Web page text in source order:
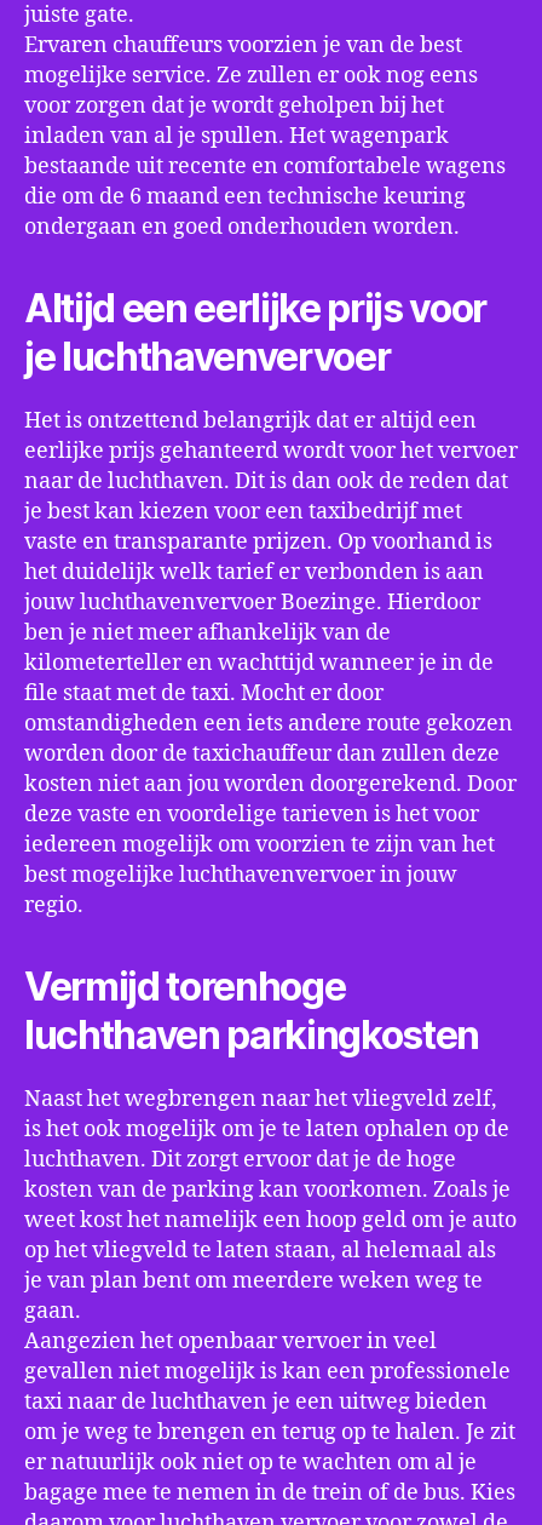
juiste gate.
Ervaren chauffeurs voorzien je van de best
mogelijke service. Ze zullen er ook nog eens
voor zorgen dat je wordt geholpen bij het
inladen van al je spullen. Het wagenpark
bestaande uit recente en comfortabele wagens
die om de 6 maand een technische keuring
ondergaan en goed onderhouden worden.
Altijd een eerlijke prijs voor
je luchthavenvervoer
Het is ontzettend belangrijk dat er altijd een
eerlijke prijs gehanteerd wordt voor het vervoer
naar de luchthaven. Dit is dan ook de reden dat
je best kan kiezen voor een taxibedrijf met
vaste en transparante prijzen. Op voorhand is
het duidelijk welk tarief er verbonden is aan
jouw luchthavenvervoer Boezinge. Hierdoor
ben je niet meer afhankelijk van de
kilometerteller en wachttijd wanneer je in de
file staat met de taxi. Mocht er door
omstandigheden een iets andere route gekozen
worden door de taxichauffeur dan zullen deze
kosten niet aan jou worden doorgerekend. Door
deze vaste en voordelige tarieven is het voor
iedereen mogelijk om voorzien te zijn van het
best mogelijke luchthavenvervoer in jouw
regio.
Vermijd torenhoge
luchthaven parkingkosten
Naast het wegbrengen naar het vliegveld zelf,
is het ook mogelijk om je te laten ophalen op de
luchthaven. Dit zorgt ervoor dat je de hoge
kosten van de parking kan voorkomen. Zoals je
weet kost het namelijk een hoop geld om je auto
op het vliegveld te laten staan, al helemaal als
je van plan bent om meerdere weken weg te
gaan.
Aangezien het openbaar vervoer in veel
gevallen niet mogelijk is kan een professionele
taxi naar de luchthaven je een uitweg bieden
om je weg te brengen en terug op te halen. Je zit
er natuurlijk ook niet op te wachten om al je
bagage mee te nemen in de trein of de bus. Kies